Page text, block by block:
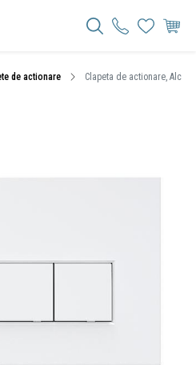
de actionare Clapeta de actionare,